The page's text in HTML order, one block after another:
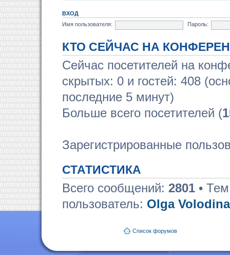
ВХОД
Имя пользователя:
Пароль:
КТО СЕЙЧАС НА
Сейчас посетителей на
скрытых: 0 и гостей: 408
последние 5 минут)
Больше всего посетителей (
Зарегистрированные
СТАТИСТИКА
Всего сообщений: 2801 •
пользователь: Olga Volodina
Список форумов